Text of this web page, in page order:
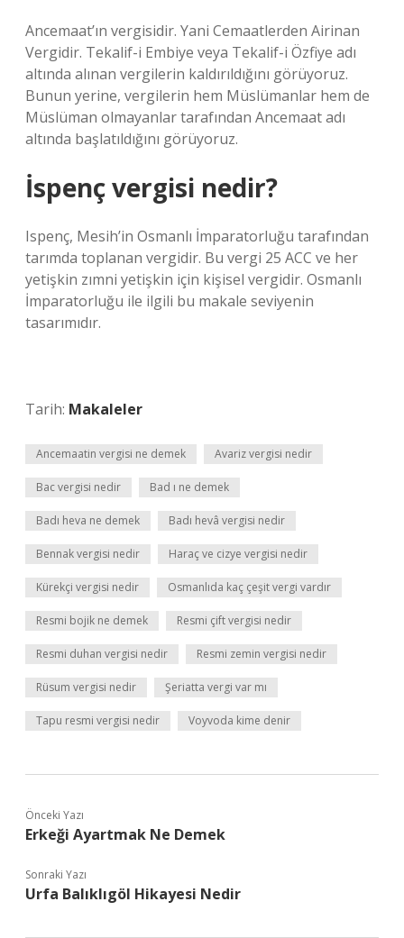
Ancemaat’ın vergisidir. Yani Cemaatlerden Airinan
Vergidir. Tekalif-i Embiye veya Tekalif-i Özfiye adı
altında alınan vergilerin kaldırıldığını görüyoruz.
Bunun yerine, vergilerin hem Müslümanlar hem de
Müslüman olmayanlar tarafından Ancemaat adı
altında başlatıldığını görüyoruz.
İspenç vergisi nedir?
Ispenç, Mesih’in Osmanlı İmparatorluğu tarafından
tarımda toplanan vergidir. Bu vergi 25 ACC ve her
yetişkin zımni yetişkin için kişisel vergidir. Osmanlı
İmparatorluğu ile ilgili bu makale seviyenin
tasarımıdır.
Tarih: Makaleler
Ancemaatin vergisi ne demek Avariz vergisi nedir
Bac vergisi nedir Bad ı ne demek
Badı heva ne demek Badı hevâ vergisi nedir
Bennak vergisi nedir Haraç ve cizye vergisi nedir
Kürekçi vergisi nedir Osmanlıda kaç çeşit vergi vardır
Resmi bojik ne demek Resmi çift vergisi nedir
Resmi duhan vergisi nedir Resmi zemin vergisi nedir
Rüsum vergisi nedir Şeriatta vergi var mı
Tapu resmi vergisi nedir Voyvoda kime denir
Önceki Yazı
Erkeği Ayartmak Ne Demek
Sonraki Yazı
Urfa Balıklıgöl Hikayesi Nedir